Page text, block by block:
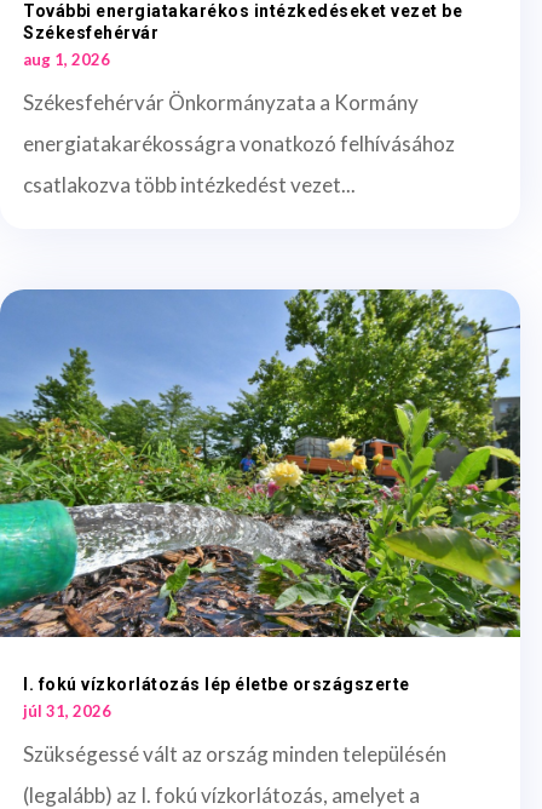
További energiatakarékos intézkedéseket vezet be
Székesfehérvár
aug 1, 2026
Székesfehérvár Önkormányzata a Kormány
energiatakarékosságra vonatkozó felhívásához
csatlakozva több intézkedést vezet...
I. fokú vízkorlátozás lép életbe országszerte
júl 31, 2026
Szükségessé vált az ország minden településén
(legalább) az I. fokú vízkorlátozás, amelyet a